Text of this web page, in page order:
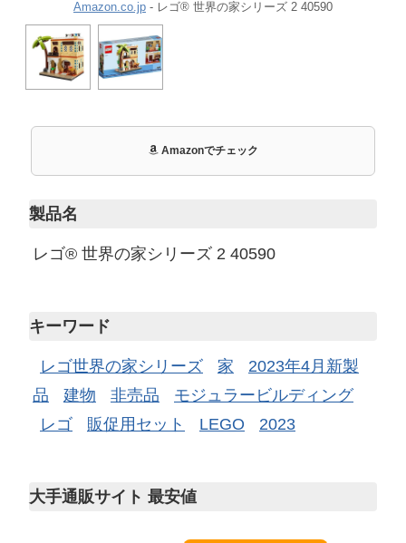
Amazon.co.jp - レゴ® 世界の家シリーズ 2 40590
Amazonでチェック
製品名
レゴ® 世界の家シリーズ 2 40590
キーワード
レゴ世界の家シリーズ 家
2023年4月新製
品
建物 非売品
モジュラービルディング
レゴ
販促用セット LEGO 2023
大手通販サイト 最安値